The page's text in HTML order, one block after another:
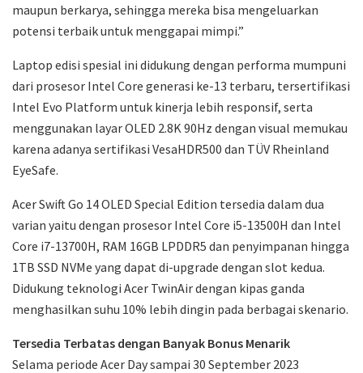
maupun berkarya, sehingga mereka bisa mengeluarkan
potensi terbaik untuk menggapai mimpi.”
Laptop edisi spesial ini didukung dengan performa mumpuni
dari prosesor Intel Core generasi ke-13 terbaru, tersertifikasi
Intel Evo Platform untuk kinerja lebih responsif, serta
menggunakan layar OLED 2.8K 90Hz dengan visual memukau
karena adanya sertifikasi VesaHDR500 dan TÜV Rheinland
EyeSafe.
Acer Swift Go 14 OLED Special Edition tersedia dalam dua
varian yaitu dengan prosesor Intel Core i5-13500H dan Intel
Core i7-13700H, RAM 16GB LPDDR5 dan penyimpanan hingga
1TB SSD NVMe yang dapat di-upgrade dengan slot kedua.
Didukung teknologi Acer TwinAir dengan kipas ganda
menghasilkan suhu 10% lebih dingin pada berbagai skenario.
Tersedia Terbatas dengan Banyak Bonus Menarik
Selama periode Acer Day sampai 30 September 2023